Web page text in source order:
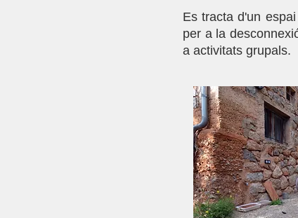
Es tracta d'un
per a la
a activitats grupals.